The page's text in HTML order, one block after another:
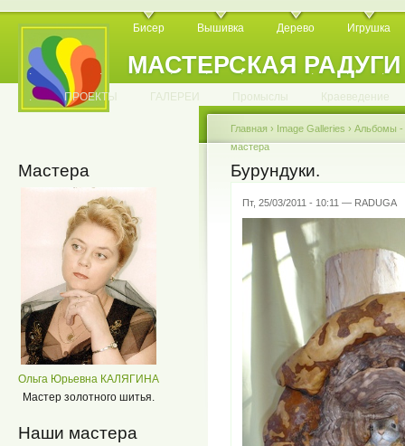
МАСТЕРСКАЯ РАДУГИ
Бисер Вышивка Дерево Игрушка
. . . . . . . . . . .
. ПРОЕКТЫ ГАЛЕРЕИ Промыслы Краеведение
Мастера
Ольга Юрьевна КАЛЯГИНА
Мастер золотного шитья.
Наши мастера
Главная › Image Galleries › Альбомы
мастера
Бурундуки.
Пт, 25/03/2011 - 10:11 — RADUGA